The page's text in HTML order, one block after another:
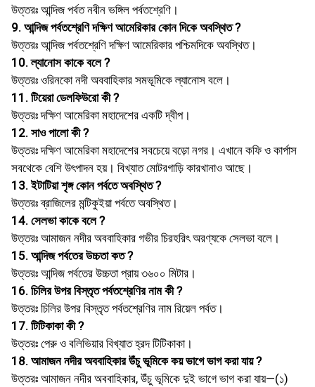
উত্তরঃ আন্দিজ পর্বত নবীন ভঙ্গিল পর্বতশ্রেণি।
9. আন্দিজ পর্বতশ্রেণি দক্ষিণ আমেরিকার কোন দিকে অবস্থিত ?
উত্তরঃ আন্দিজ পর্বতশ্রেণি দক্ষিণ আমেরিকার পশ্চিমদিকে অবস্থিত।
10. ল্যানােস কাকে বলে ?
উত্তরঃ ওরিনকো নদী অববাহিকার সমভূমিকে ল্যানােস বলে।
11. টিয়েরা ডেলফিউরাে কী ?
উত্তরঃ দক্ষিণ আমেরিকা মহাদেশের একটি দ্বীপ।
12. সাও পালাে কী ?
উত্তরঃ দক্ষিণ আমেরিকা মহাদেশের সবচেয়ে বড়াে নগর। এখানে কফি ও কার্পাস
সবথেকে বেশি উৎপাদন হয়। বিখ্যাত মােটরগাড়ি কারখানাও আছে।
13. ইটাটিয়া শৃঙ্গ কোন পর্বতে অবস্থিত ?
উত্তরঃ ব্রাজিলের মন্টিকুইয়া পর্বতে অবস্থিত।
14. সেলভা কাকে বলে ?
উত্তরঃ আমাজন নদীর অববাহিকার গভীর চিরহরিৎ অরণ্যকে সেলভা বলে।
15. আন্দিজ পর্বতের উচ্চতা কত ?
উত্তরঃ আন্দিজ পর্বতের উচ্চতা প্রায় ৩৬০০ মিটার।
16. চিলির উপর বিস্তৃত পর্বতশ্রেণির নাম কী ?
উত্তরঃ চিলির উপর বিস্তৃত পর্বতশ্রেণির নাম রিয়েল পর্বত।
17. টিটিকাকা কী ?
উত্তরঃ পেরু ও বলিভিয়ার বিখ্যাত হ্রদ টিটিকাকা।
18. আমাজন নদীর অববাহিকার উঁচু ভূমিকে কয় ভাগে ভাগ করা যায় ?
উত্তরঃ আমাজন নদীর অববাহিকার, উঁচু ভূমিকে দুই ভাগে ভাগ করা যায়—(১)